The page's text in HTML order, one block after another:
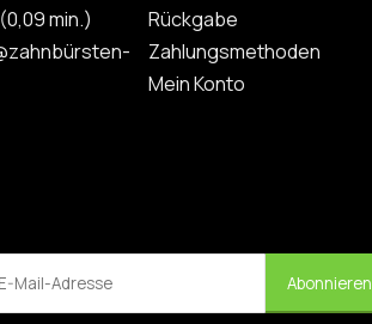
min.)
Rückgabe
Zahlungsmethoden
Mein Konto
Abonnieren